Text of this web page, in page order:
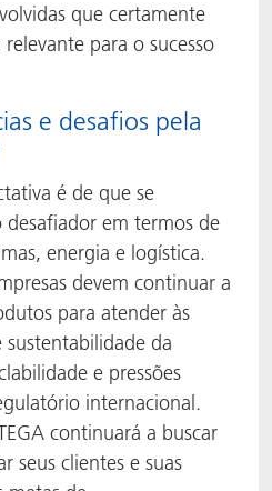
que certamente
para o sucesso
e desafios pela
é de que se
em termos de
energia e logística.
devem continuar a
para atender às
sustentabilidade da
e pressões
internacional.
continuará a buscar
seus clientes e suas